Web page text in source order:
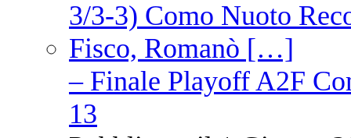
– Finale Playoff A2F
13